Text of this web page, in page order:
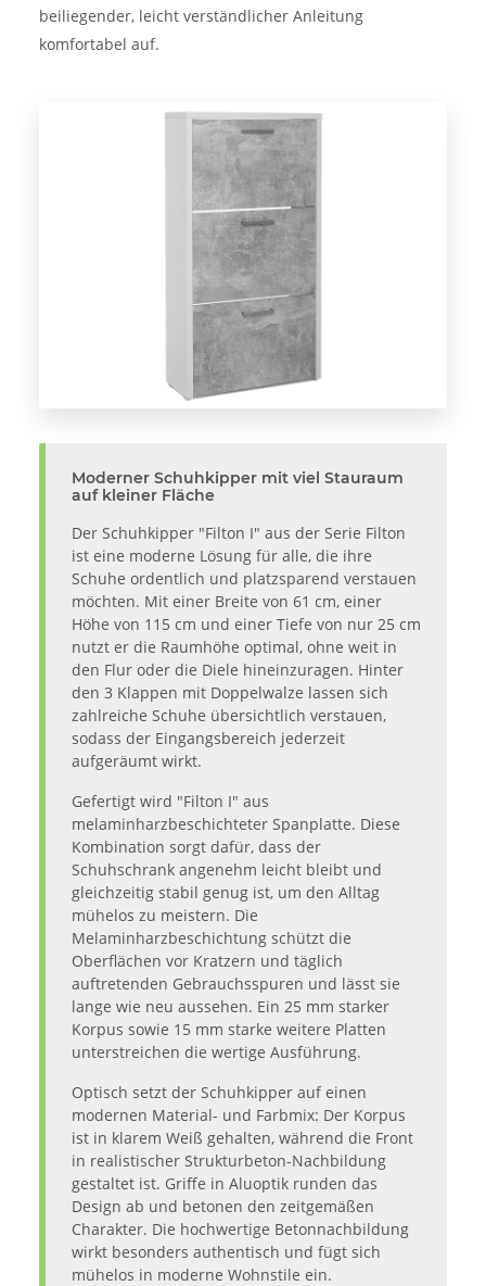
beiliegender, leicht verständlicher Anleitung
komfortabel auf.
Moderner Schuhkipper mit viel Stauraum
auf kleiner Fläche
Der Schuhkipper "Filton I" aus der Serie Filton
ist eine moderne Lösung für alle, die ihre
Schuhe ordentlich und platzsparend verstauen
möchten. Mit einer Breite von 61 cm, einer
Höhe von 115 cm und einer Tiefe von nur 25 cm
nutzt er die Raumhöhe optimal, ohne weit in
den Flur oder die Diele hineinzuragen. Hinter
den 3 Klappen mit Doppelwalze lassen sich
zahlreiche Schuhe übersichtlich verstauen,
sodass der Eingangsbereich jederzeit
aufgeräumt wirkt.
Gefertigt wird "Filton I" aus
melaminharzbeschichteter Spanplatte. Diese
Kombination sorgt dafür, dass der
Schuhschrank angenehm leicht bleibt und
gleichzeitig stabil genug ist, um den Alltag
mühelos zu meistern. Die
Melaminharzbeschichtung schützt die
Oberflächen vor Kratzern und täglich
auftretenden Gebrauchsspuren und lässt sie
lange wie neu aussehen. Ein 25 mm starker
Korpus sowie 15 mm starke weitere Platten
unterstreichen die wertige Ausführung.
Optisch setzt der Schuhkipper auf einen
modernen Material- und Farbmix: Der Korpus
ist in klarem Weiß gehalten, während die Front
in realistischer Strukturbeton-Nachbildung
gestaltet ist. Griffe in Aluoptik runden das
Design ab und betonen den zeitgemäßen
Charakter. Die hochwertige Betonnachbildung
wirkt besonders authentisch und fügt sich
mühelos in moderne Wohnstile ein.